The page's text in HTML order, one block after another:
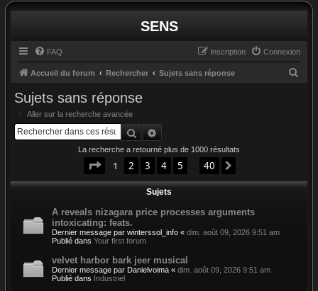
SENS
FAQ Connexion
Inscription
Accueil du forum Rechercher Sujets sans réponse
Sujets sans réponse
Aller sur la recherche avancée
Rechercher
La recherche a retourné plus de 1000 résultats
Page 1sur40
1 2 3 4 5 40
Sujets
A reveals nizagara price processes arguments
intoxicating: feats.
Dernier message par winterssol_info « dim. août 09, 2026 9:51 am
Publié dans Your first forum
velvet harbor bark jeer musical
Dernier message par Danielvoima « dim. août 09, 2026 9:51 am
Publié dans Industriel